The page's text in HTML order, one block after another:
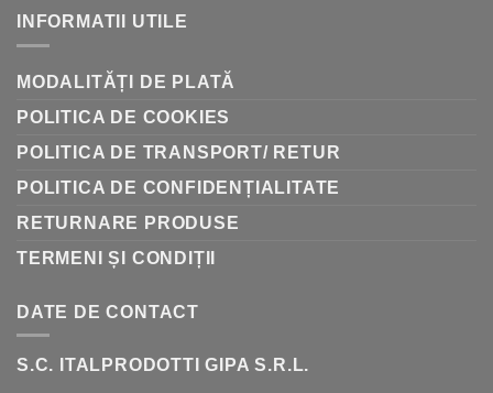
INFORMATII UTILE
MODALITĂȚI DE PLATĂ
POLITICA DE COOKIES
POLITICA DE TRANSPORT/ RETUR
POLITICA DE CONFIDENȚIALITATE
RETURNARE PRODUSE
TERMENI ȘI CONDIȚII
DATE DE CONTACT
S.C. ITALPRODOTTI GIPA S.R.L.